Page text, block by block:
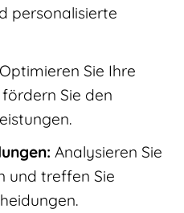
personalisierte
Optimieren Sie Ihre
Sie den
Analysieren Sie
und treffen Sie